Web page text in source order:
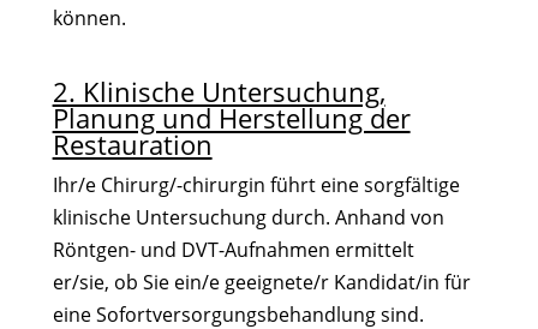
können.
2. Klinische Untersuchung,
Planung und Herstellung der
Restauration
Ihr/e Chirurg/-chirurgin führt eine sorgfältige
klinische Untersuchung durch. Anhand von
Röntgen- und DVT-Aufnahmen ermittelt
er/sie, ob Sie ein/e geeignete/r Kandidat/in für
eine Sofortversorgungsbehandlung sind.